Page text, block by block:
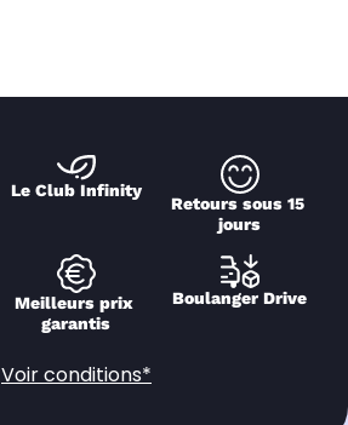
Le Club Infinity
Retours sous 15
jours
Meilleurs prix
garantis
Boulanger Drive
Voir conditions*